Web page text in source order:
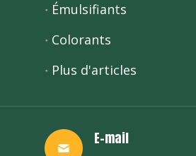
Émulsifiants
Colorants
Plus d'articles
E-mail